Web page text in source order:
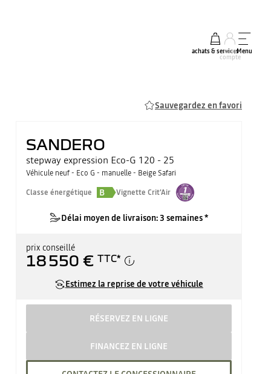
achats & services
mon
compte
Menu
Sauvegardez en favori
SANDERO
stepway expression Eco-G 120 - 25
Véhicule neuf - Eco G - manuelle - Beige Safari
Classe énergétique
B Vignette Crit'Air
Délai moyen de livraison: 3 semaines *
prix conseillé
18 550 € TTC*
Estimez la reprise de votre véhicule
RÉSERVEZ EN LIGNE
FINANCEZ EN LIGNE